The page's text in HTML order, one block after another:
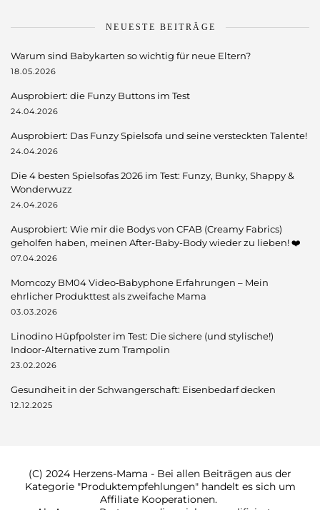
NEUESTE BEITRÄGE
Warum sind Babykarten so wichtig für neue Eltern?
18.05.2026
Ausprobiert: die Funzy Buttons im Test
24.04.2026
Ausprobiert: Das Funzy Spielsofa und seine versteckten Talente!
24.04.2026
Die 4 besten Spielsofas 2026 im Test: Funzy, Bunky, Shappy &
Wonderwuzz
24.04.2026
Ausprobiert: Wie mir die Bodys von CFAB (Creamy Fabrics)
geholfen haben, meinen After-Baby-Body wieder zu lieben! ❤️
07.04.2026
Momcozy BM04 Video‑Babyphone Erfahrungen – Mein
ehrlicher Produkttest als zweifache Mama
03.03.2026
Linodino Hüpfpolster im Test: Die sichere (und stylische!)
Indoor-Alternative zum Trampolin
23.02.2026
Gesundheit in der Schwangerschaft: Eisenbedarf decken
12.12.2025
(C) 2024 Herzens-Mama - Bei allen Beiträgen aus der
Kategorie "Produktempfehlungen" handelt es sich um
Affiliate Kooperationen.